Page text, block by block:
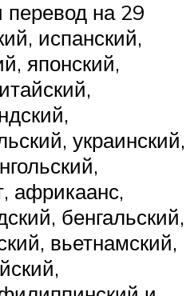
перевод на 29
испанский,
японский,
украинский,
африкаанс,
бенгальский,
вьетнамский,